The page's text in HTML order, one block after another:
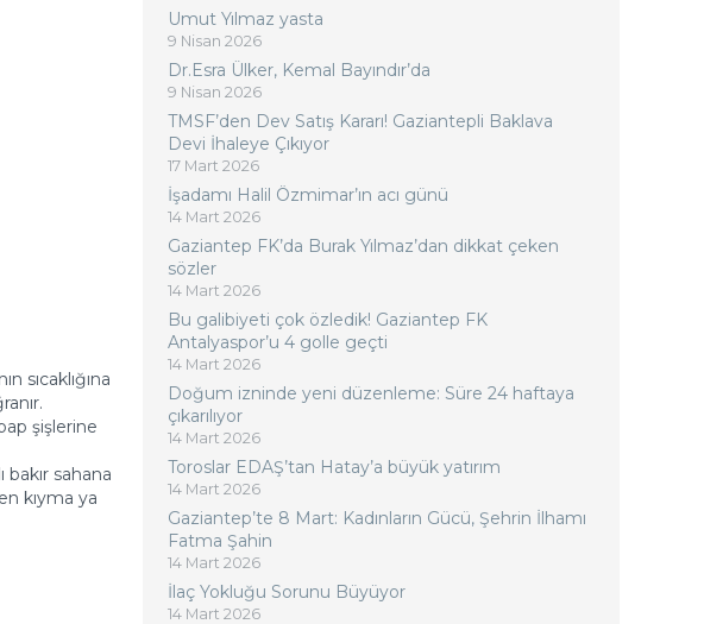
sıcaklığına
şişlerine
sahana
kıyma ya
Umut Yılmaz yasta
9 Nisan 2026
Dr.Esra Ülker, Kemal Bayındır’da
9 Nisan 2026
TMSF’den Dev Satış Kararı! Gaziantepli Baklava
Devi İhaleye Çıkıyor
17 Mart 2026
İşadamı Halil Özmimar’ın acı günü
14 Mart 2026
Gaziantep FK’da Burak Yılmaz’dan dikkat çeken
sözler
14 Mart 2026
Bu galibiyeti çok özledik! Gaziantep FK
Antalyaspor’u 4 golle geçti
14 Mart 2026
Doğum izninde yeni düzenleme: Süre 24 haftaya
çıkarılıyor
14 Mart 2026
Toroslar EDAŞ’tan Hatay’a büyük yatırım
14 Mart 2026
Gaziantep’te 8 Mart: Kadınların Gücü, Şehrin İlhamı
Fatma Şahin
14 Mart 2026
İlaç Yokluğu Sorunu Büyüyor
14 Mart 2026